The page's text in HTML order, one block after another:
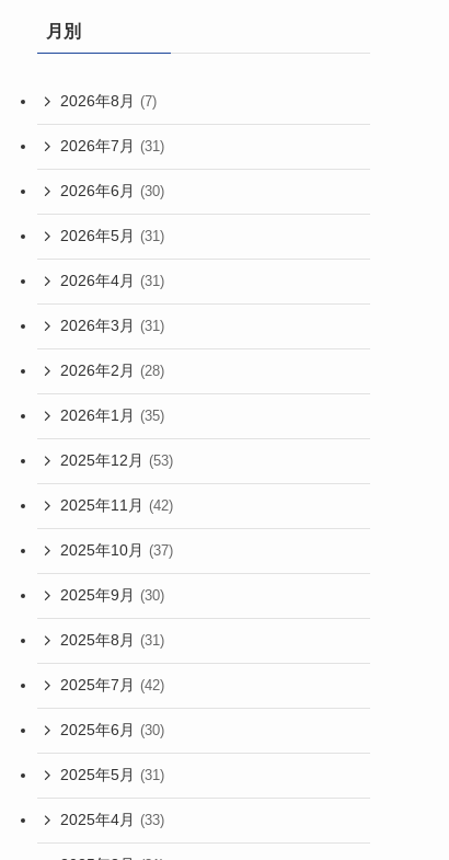
月別
2026年8月 (7)
2026年7月 (31)
2026年6月 (30)
2026年5月 (31)
2026年4月 (31)
2026年3月 (31)
2026年2月 (28)
2026年1月 (35)
2025年12月 (53)
2025年11月 (42)
2025年10月 (37)
2025年9月 (30)
2025年8月 (31)
2025年7月 (42)
2025年6月 (30)
2025年5月 (31)
2025年4月 (33)